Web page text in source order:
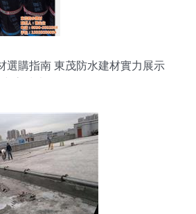
選購指南 東茂防水建材實力展示